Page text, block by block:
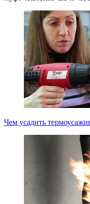
Чем усадить